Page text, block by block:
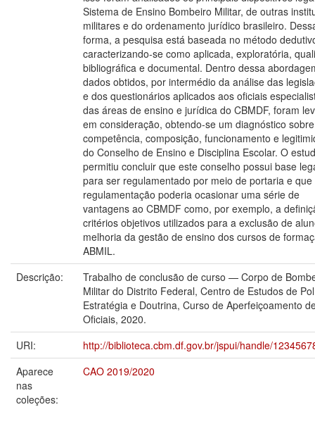
Sistema de Ensino Bombeiro Militar, de outras
militares e do ordenamento jurídico brasileiro.
forma, a pesquisa está baseada no método
caracterizando-se como aplicada, exploratória,
bibliográfica e documental. Dentro dessa
dados obtidos, por intermédio da análise das
e dos questionários aplicados aos oficiais
das áreas de ensino e jurídica do CBMDF, foram
em consideração, obtendo-se um diagnóstico
competência, composição, funcionamento e
do Conselho de Ensino e Disciplina Escolar. O
permitiu concluir que este conselho possui base
para ser regulamentado por meio de portaria e que
regulamentação poderia ocasionar uma série de
vantagens ao CBMDF como, por exemplo, a
critérios objetivos utilizados para a exclusão de
melhoria da gestão de ensino dos cursos de
ABMIL.
Descrição:
Trabalho de conclusão de curso — Corpo de
Militar do Distrito Federal, Centro de Estudos de
Estratégia e Doutrina, Curso de Aperfeiçoamento
Oficiais, 2020.
URI:
http://biblioteca.cbm.df.gov.br/jspui/handle/
Aparece
nas
coleções:
CAO 2019/2020